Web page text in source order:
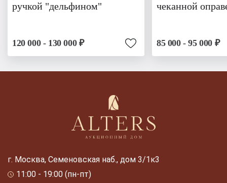
ручкой "дельфином"
120 000 - 130 000 ₽
чеканной
85 000 - 95 000 ₽
г. Москва, Семеновская наб., дом 3/1к3
11:00 - 19:00 (пн-пт)